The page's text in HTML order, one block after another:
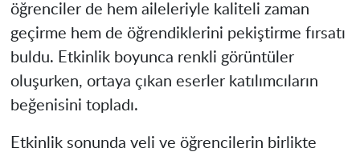
öğrenciler de hem aileleriyle kaliteli zaman
geçirme hem de öğrendiklerini pekiştirme fırsatı
buldu. Etkinlik boyunca renkli görüntüler
oluşurken, ortaya çıkan eserler katılımcıların
beğenisini topladı.
Etkinlik sonunda veli ve öğrencilerin birlikte